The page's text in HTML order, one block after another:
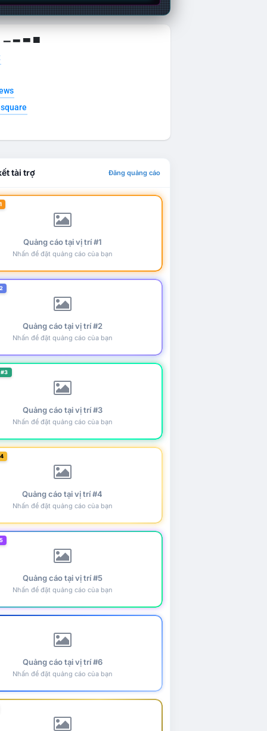
▁ ▂ ▃ ▄
tài trợ Đăng quảng cáo
Quảng cáo tại vị trí #1
Nhấn để đặt quảng cáo của bạn
Quảng cáo tại vị trí #2
Nhấn để đặt quảng cáo của bạn
Quảng cáo tại vị trí #3
Nhấn để đặt quảng cáo của bạn
Quảng cáo tại vị trí #4
Nhấn để đặt quảng cáo của bạn
Quảng cáo tại vị trí #5
Nhấn để đặt quảng cáo của bạn
Quảng cáo tại vị trí #6
Nhấn để đặt quảng cáo của bạn